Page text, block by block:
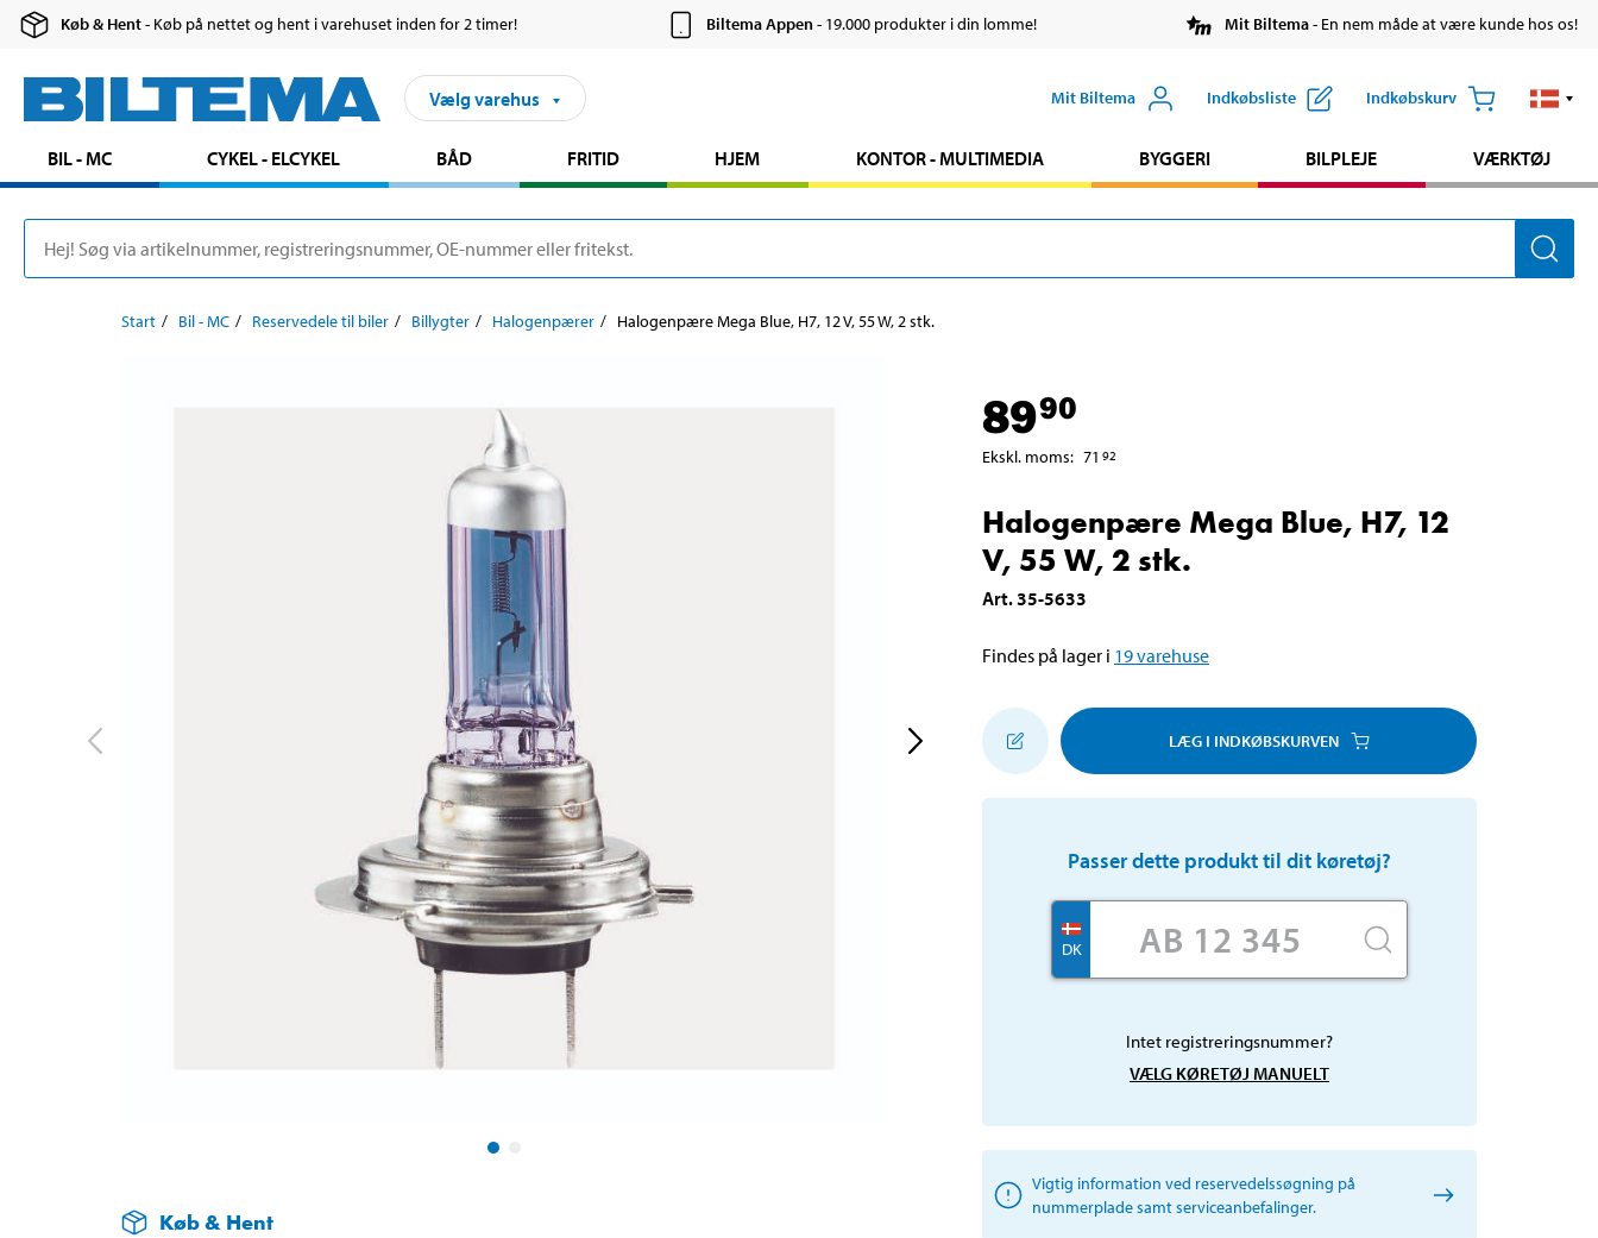
Køb & Hent- Køb på nettet og hent i varehuset inden for 2 timer! Biltema Appen- 19.000 produkter i din lomme! Mit Biltema- En nem måde at være kunde hos os!
Vælg varehus Mit Biltema Indkøbsliste Indkøbskurv
BIL - MC CYKEL - ELCYKEL BÅD FRITID HJEM KONTOR - MULTIMEDIA BYGGERI BILPLEJE VÆRKTØJ
Start Bil - MC Reservedele til biler Billygter Halogenpærer Halogenpære Mega Blue, H7, 12 V, 55 W, 2 stk.
Køb & Hent
8990
Ekskl. moms: 71 92
Halogenpære Mega Blue, H7, 12
V, 55 W, 2 stk.
Art.35-5633
Findes på lager i 19varehuse
LÆG I INDKØBSKURVEN
Passer dette produkt til dit køretøj?
DK
Intet registreringsnummer?
VÆLG KØRETØJ MANUELT
Vigtig information ved reservedelssøgning på
nummerplade samt serviceanbefalinger.